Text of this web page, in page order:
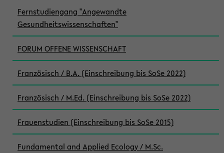
Fernstudiengang "Angewandte
Gesundheitswissenschaften"
FORUM OFFENE WISSENSCHAFT
Französisch / B.A. (Einschreibung bis SoSe 2022)
Französisch / M.Ed. (Einschreibung bis SoSe 2022)
Frauenstudien (Einschreibung bis SoSe 2015)
Fundamental and Applied Ecology / M.Sc.